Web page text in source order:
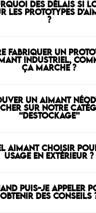
DES DÉLAIS SI
LES PROTOTYPES
?
FABRIQUER UN
INDUSTRIEL,
ÇA MARCHE ?
UN AIMANT
CHER SUR NOTRE
“DESTOCKAGE”
AIMANT CHOISIR
USAGE EN EXTÉRIEUR ?
PUIS-JE APPELER
OBTENIR DES CONSEILS